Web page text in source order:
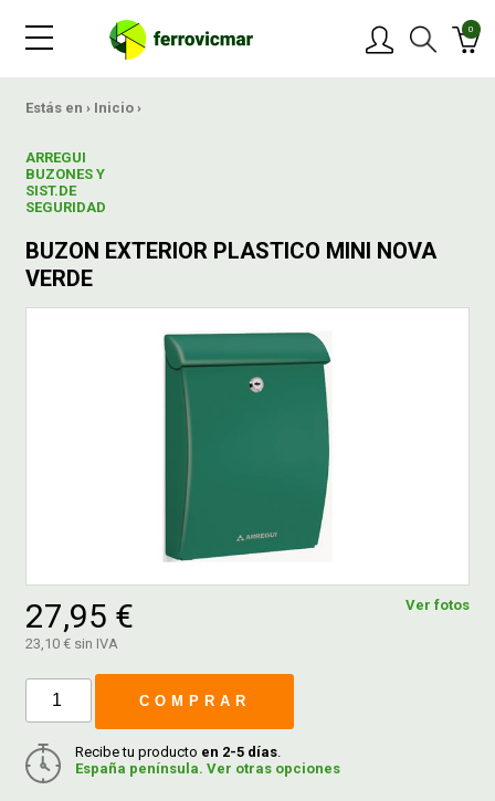
0
Estás en › Inicio ›
ARREGUI
BUZONES Y
SIST.DE
SEGURIDAD
BUZON EXTERIOR PLASTICO MINI NOVA
VERDE
Ver fotos
27,95 €
23,10 € sin IVA
COMPRAR
Recibe tu producto en 2-5 días.
España península. Ver otras opciones
OFERTAS
NOVEDADES
BLOG
CONTACTAR
FERROVICMAR
CATÁLOGOS
GUÍAS